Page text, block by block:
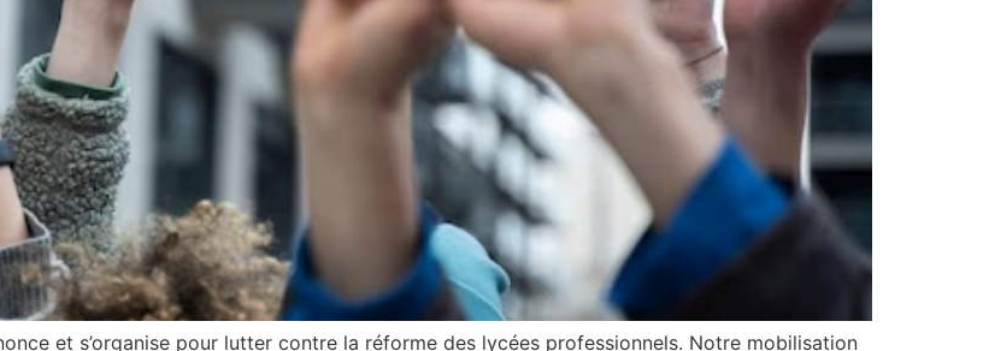
et s’organise pour lutter contre la réforme des lycées professionnels. Notre mobilisation